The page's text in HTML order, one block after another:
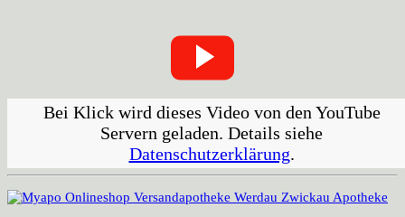
Bei Klick wird dieses Video von den YouTube
Servern geladen. Details siehe
Datenschutzerklärung.